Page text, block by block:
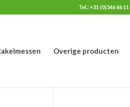
Tel.: +31 (0)546 86 11
Overige producten